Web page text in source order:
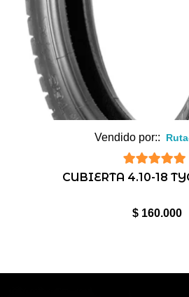
Vendido por::
5de 5
CUBIERTA 4.10-18
$160.000